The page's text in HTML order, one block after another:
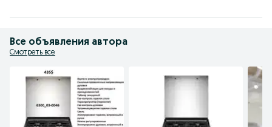
Все объявления автора
Смотреть все